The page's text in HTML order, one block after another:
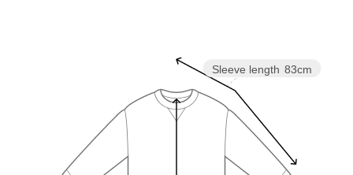
レースアップ
Sleeve length 83cm